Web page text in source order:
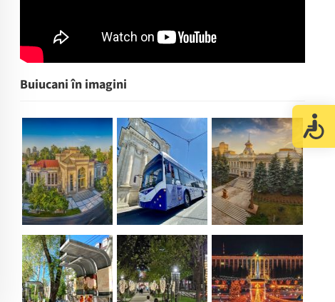
Buiucani în imagini